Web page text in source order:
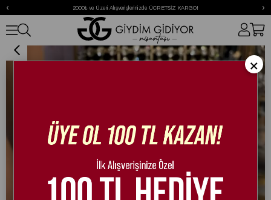
2000₺ ve Üzeri Alışverişlerinizde ÜCRETSİZ KARGO!
‹ ›
Elem Kristal Taşlı Babet Şeffaf
×